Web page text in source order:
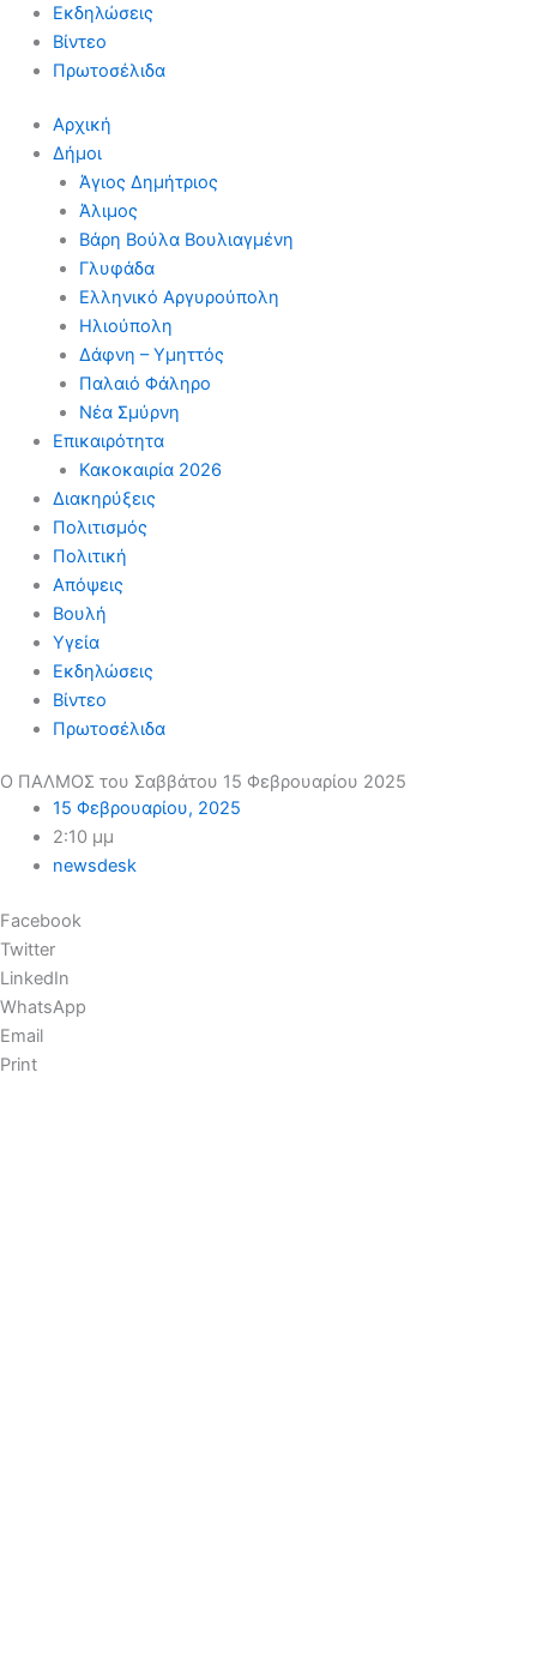
Εκδηλώσεις
Βίντεο
Πρωτοσέλιδα
Αρχική
Δήμοι
Άγιος Δημήτριος
Άλιμος
Βάρη Βούλα Βουλιαγμένη
Γλυφάδα
Ελληνικό Αργυρούπολη
Ηλιούπολη
Δάφνη – Υμηττός
Παλαιό Φάληρο
Νέα Σμύρνη
Επικαιρότητα
Κακοκαιρία 2026
Διακηρύξεις
Πολιτισμός
Πολιτική
Απόψεις
Βουλή
Υγεία
Εκδηλώσεις
Βίντεο
Πρωτοσέλιδα
Ο ΠΑΛΜΟΣ του Σαββάτου 15 Φεβρουαρίου 2025
15 Φεβρουαρίου, 2025
2:10 μμ
newsdesk
Facebook
Twitter
LinkedIn
WhatsApp
Email
Print